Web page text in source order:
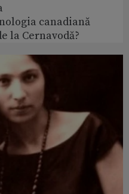
canadiană
la Cernavodă?